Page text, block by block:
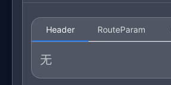
Header RouteParam
无